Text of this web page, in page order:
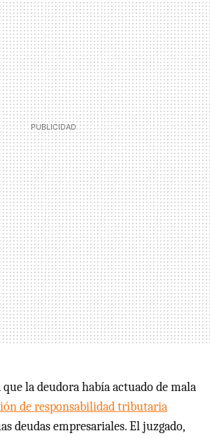
la deudora había actuado de mala
de responsabilidad tributaria
deudas empresariales. El juzgado,